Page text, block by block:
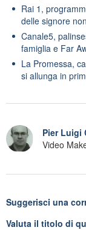
Rai 1,
delle signore
Canale5,
famiglia e Far
La Promessa,
si allunga in
Pier Luigi
Video
Suggerisci una
Valuta il titolo di